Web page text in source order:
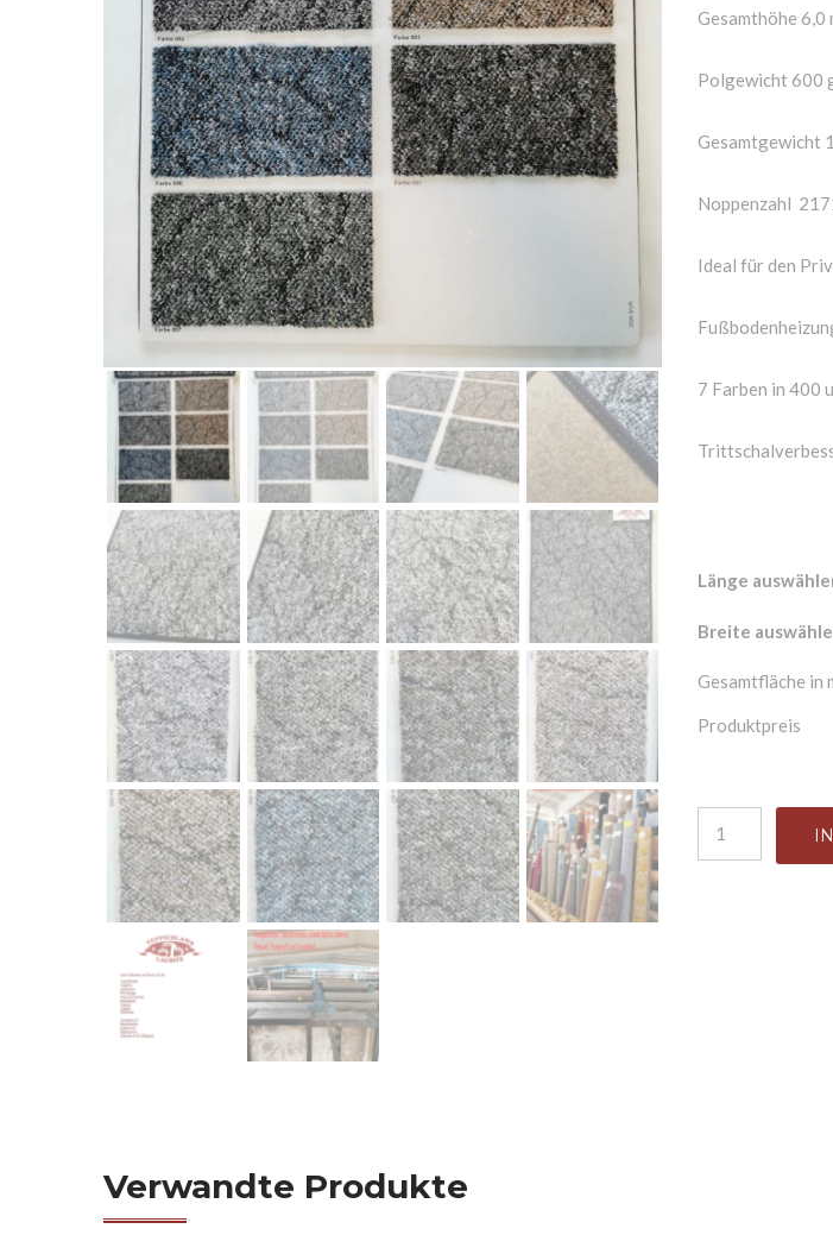
Gesamthöhe 6,0
Polgewicht 600
Gesamtgewicht
Noppenzahl
Ideal für den
7 Farben in 400
Länge
Breite
Gesamtfläche in
Produktpreis
Verwandte Produkte